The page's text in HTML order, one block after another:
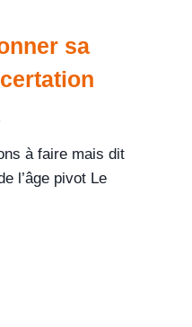
sa
à faire mais dit
l’âge pivot Le